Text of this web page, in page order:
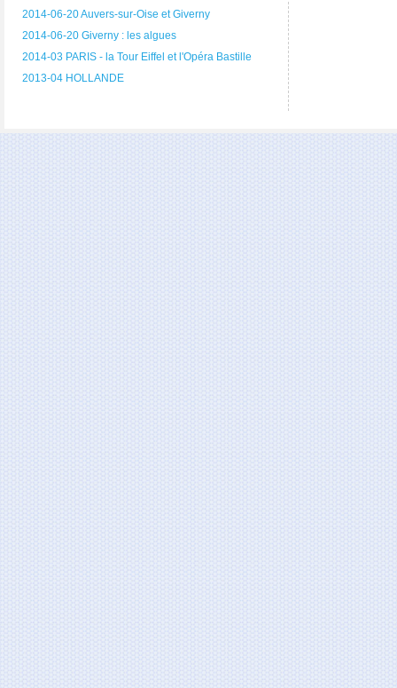
2014-06-20 Auvers-sur-Oise et Giverny
2014-06-20 Giverny : les algues
2014-03 PARIS - la Tour Eiffel et l'Opéra Bastille
2013-04 HOLLANDE